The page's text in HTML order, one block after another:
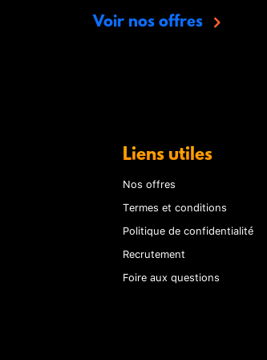
Voir nos offres
Liens utiles
Nos offres
Termes et conditions
Politique de confidentialité
Recrutement
Foire aux questions